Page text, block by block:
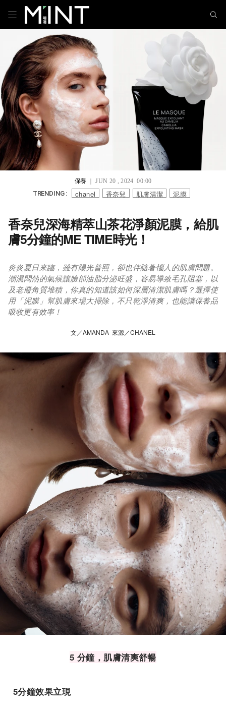
保養｜ JUN 20 , 2024 00:00
TRENDING : chanel 香奈兒 肌膚清潔 泥膜
香奈兒深海精萃山茶花淨顏泥膜，給肌
膚5分鐘的ME TIME時光！
炎炎夏日來臨，雖有陽光普照，卻也伴隨著惱人的肌膚問題。
潮濕悶熱的氣候讓臉部油脂分泌旺盛，容易導致毛孔阻塞，以
及老廢角質堆積，你真的知道該如何深層清潔肌膚嗎？選擇使
用「泥膜」幫肌膚來場大掃除，不只乾淨清爽，也能讓保養品
吸收更有效率！
文／AMANDA 來源／CHANEL
5 分鐘，肌膚清爽舒暢
5分鐘效果立現